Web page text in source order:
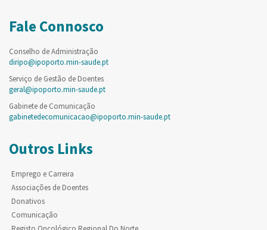
Fale Connosco
Conselho de Administração
diripo@ipoporto.min-saude.pt
Serviço de Gestão de Doentes
geral@ipoporto.min-saude.pt
Gabinete de Comunicação
gabinetedecomunicacao@ipoporto.min-saude.pt
Outros Links
Emprego e Carreira
Associações de Doentes
Donativos
Comunicação